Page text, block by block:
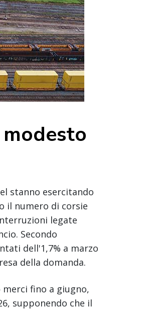
stanno esercitando
il numero di corsie
legate
Secondo
dell'1,7% a marzo
della domanda.
fino a giugno,
supponendo che il